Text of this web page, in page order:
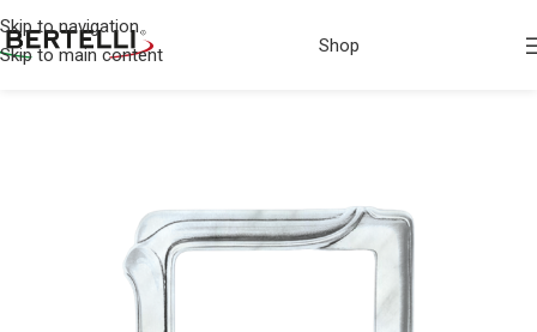
Skip to navigation
Skip to main content
Shop